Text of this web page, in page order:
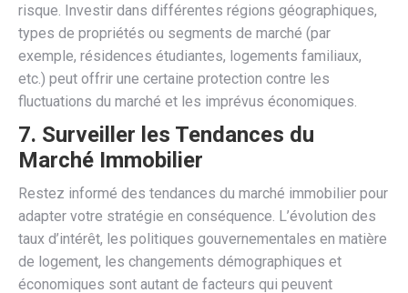
risque. Investir dans différentes régions géographiques,
types de propriétés ou segments de marché (par
exemple, résidences étudiantes, logements familiaux,
etc.) peut offrir une certaine protection contre les
fluctuations du marché et les imprévus économiques.
7. Surveiller les Tendances du
Marché Immobilier
Restez informé des tendances du marché immobilier pour
adapter votre stratégie en conséquence. L’évolution des
taux d’intérêt, les politiques gouvernementales en matière
de logement, les changements démographiques et
économiques sont autant de facteurs qui peuvent